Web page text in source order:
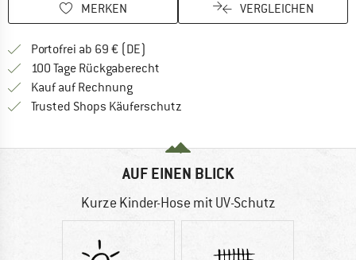
MERKEN VERGLEICHEN
Portofrei ab 69 € (DE)
100 Tage Rückgaberecht
Kauf auf RechnungFinde die Zahlungs-Infos hier! Öffnet
Trusted Shops Käuferschutz
AUF EINEN BLICK
Kurze Kinder-Hose mit UV-Schutz